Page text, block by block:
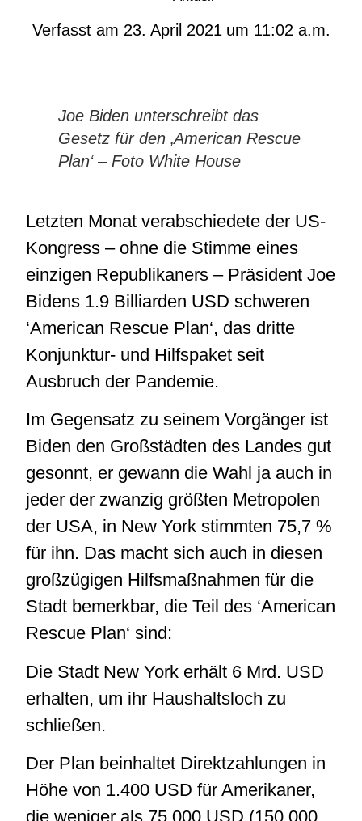
Verfasst am 23. April 2021 um 11:02 a.m.
Joe Biden unterschreibt das
Gesetz für den ‚American Rescue
Plan‘ – Foto White House
Letzten Monat verabschiedete der US-
Kongress – ohne die Stimme eines
einzigen Republikaners – Präsident Joe
Bidens 1.9 Billiarden USD schweren
‘American Rescue Plan‘, das dritte
Konjunktur- und Hilfspaket seit
Ausbruch der Pandemie.
Im Gegensatz zu seinem Vorgänger ist
Biden den Großstädten des Landes gut
gesonnt, er gewann die Wahl ja auch in
jeder der zwanzig größten Metropolen
der USA, in New York stimmten 75,7 %
für ihn. Das macht sich auch in diesen
großzügigen Hilfsmaßnahmen für die
Stadt bemerkbar, die Teil des ‘American
Rescue Plan‘ sind:
Die Stadt New York erhält 6 Mrd. USD
erhalten, um ihr Haushaltsloch zu
schließen.
Der Plan beinhaltet Direktzahlungen in
Höhe von 1.400 USD für Amerikaner,
die weniger als 75.000 USD (150.000